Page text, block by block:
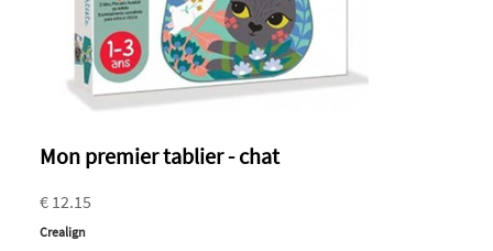
Mon premier tablier - chat
€ 12.15
Crealign